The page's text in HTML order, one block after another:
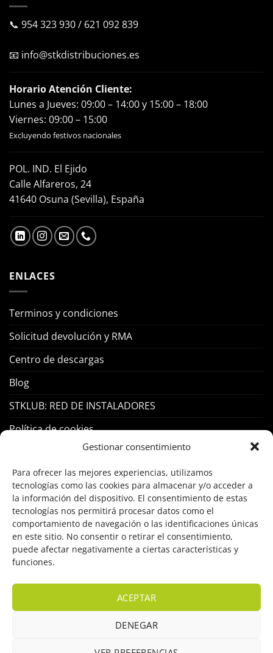
Gestionar consentimiento
Para ofrecer las mejores experiencias, utilizamos
tecnologías como las cookies para almacenar y/o acceder a
la información del dispositivo. El consentimiento de estas
tecnologías nos permitirá procesar datos como el
comportamiento de navegación o las identificaciones únicas
en este sitio. No consentir o retirar el consentimiento,
puede afectar negativamente a ciertas características y
funciones.
ACEPTAR
DENEGAR
📞 954 323 930/ 621 092 839
📧 info@stkdistribuciones.es
Horario Atención Cliente:
Lunes a Jueves: 09:00 – 14:00 y 15:00 – 18:00
Viernes: 09:00 – 15:00
Excluyendo festivos nacionales
POL. IND. El Ejido
Calle Alfareros, 24
41640 Osuna (Sevilla), España
ENLACES
Terminos y condiciones
Solicitud devolución y RMA
Centro de descargas
Blog
STKLUB: RED DE INSTALADORES
Política de cookies
Control Acceso
Hogar Inteligente
Incendio
Intrusión
OFERTAS